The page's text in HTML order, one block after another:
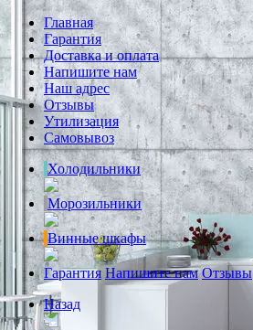
Главная
Гарантия
Доставка и оплата
Напишите нам
Наш адрес
Отзывы
Утилизация
Самовывоз
Холодильники
Морозильники
Винные шкафы
Гарантия Напишите нам Отзывы
Назад